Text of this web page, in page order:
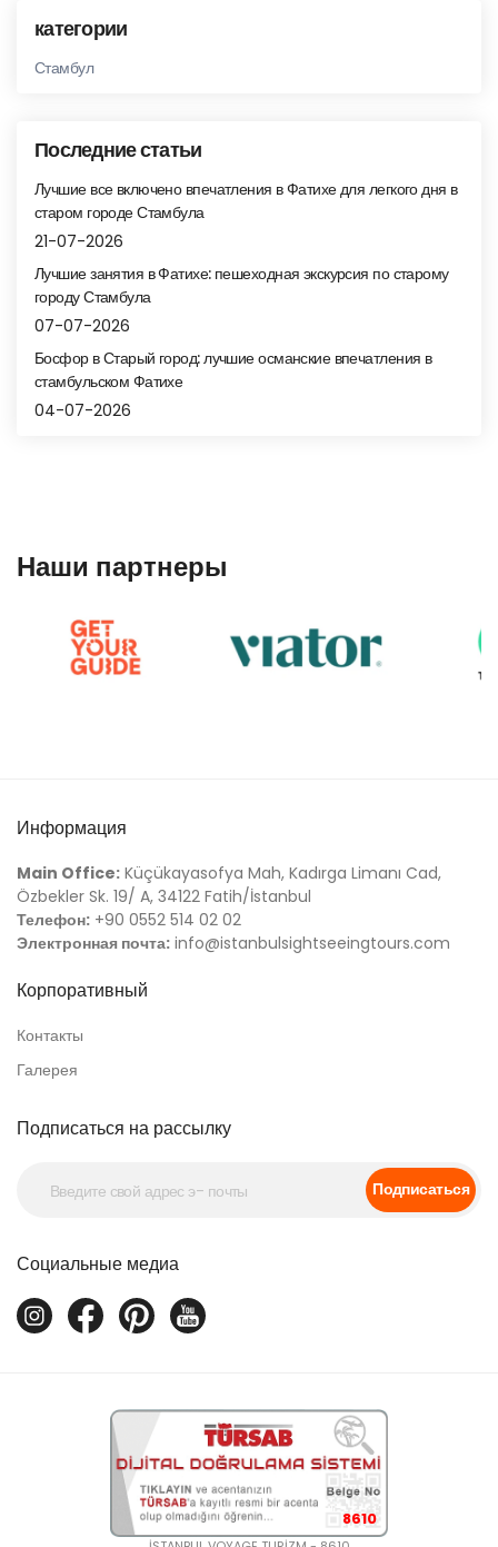
категории
Стамбул
Последние статьи
Лучшие все включено впечатления в Фатихе для легкого дня в
старом городе Стамбула
21-07-2026
Лучшие занятия в Фатихе: пешеходная экскурсия по старому
городу Стамбула
07-07-2026
Босфор в Старый город: лучшие османские впечатления в
стамбульском Фатихе
04-07-2026
Наши партнеры
Информация
Main Office: Küçükayasofya Mah, Kadırga Limanı Cad,
Özbekler Sk. 19/ A, 34122 Fatih/İstanbul
Телефон: +90 0552 514 02 02
Электронная почта: info@istanbulsightseeingtours.com
Корпоративный
Контакты
Галерея
Подписаться на рассылку
Подписаться
Социальные медиа
8610